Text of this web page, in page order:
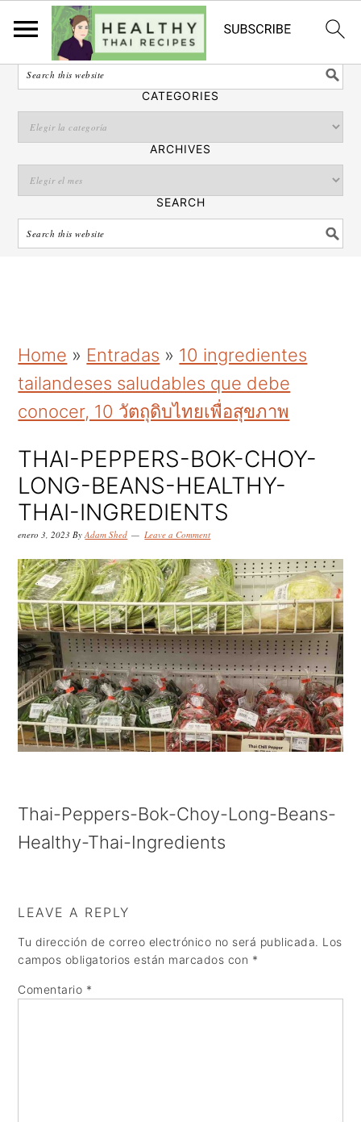
Español
SEARCH
CATEGORIES
ARCHIVES
SEARCH
k
i
p
t
o
p
r
i
m
a
r
y
n
a
v
g
a
n
k
i
p
t
o
m
a
i
n
c
o
n
t
e
n
k
i
p
t
o
p
r
i
m
a
r
y
s
i
d
b
a
Home » Entradas » 10 ingredientes
tailandeses saludables que debe
conocer, 10 วัตถุดิบไทยเพื่อสุขภาพ
THAI-PEPPERS-BOK-CHOY-
LONG-BEANS-HEALTHY-
THAI-INGREDIENTS
enero 3, 2023 ByAdam Shed Leave a Comment
Thai-Peppers-Bok-Choy-Long-Beans-
Healthy-Thai-Ingredients
LEAVE A REPLY
Tu dirección de correo electrónico no será publicada. Los
campos obligatorios están marcados con *
Comentario *